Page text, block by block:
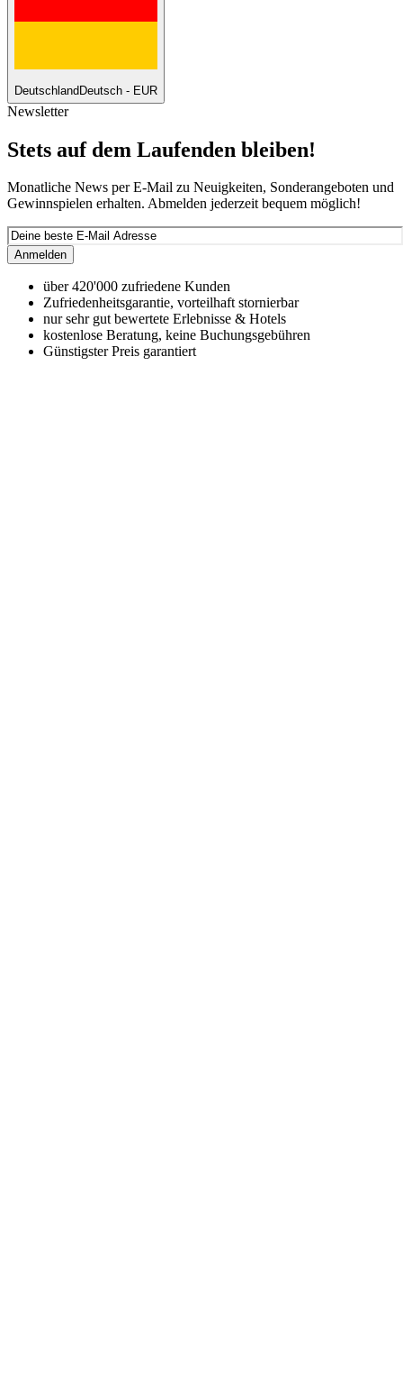
DeutschlandDeutsch - EUR
Newsletter
Stets auf dem Laufenden bleiben!
Monatliche News per E-Mail zu Neuigkeiten, Sonderangeboten und
Gewinnspielen erhalten. Abmelden jederzeit bequem möglich!
Anmelden
über 420'000 zufriedene Kunden
Zufriedenheitsgarantie, vorteilhaft stornierbar
nur sehr gut bewertete Erlebnisse & Hotels
kostenlose Beratung, keine Buchungsgebühren
Günstigster Preis garantiert